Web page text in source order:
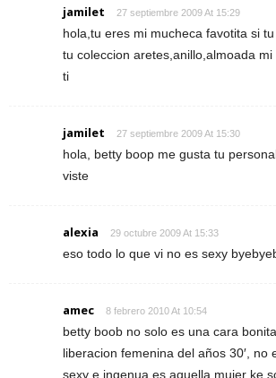
jamilet 27 septiembre 2009 At 15:29
hola,tu eres mi mucheca favotita si
tu coleccion aretes,anillo,almoada
ti
jamilet 27 septiembre 2009 At 15:30
hola, betty boop me gusta tu
viste
alexia 29 octubre 2009 At 15:33
eso todo lo que vi no es sexy
amec 8 febrero 2010 At 10:54
betty boob no solo es una cara
liberacion femenina del años 30′, no
sexy e ingenua es aquella mujer ke